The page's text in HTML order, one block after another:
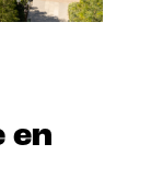
en